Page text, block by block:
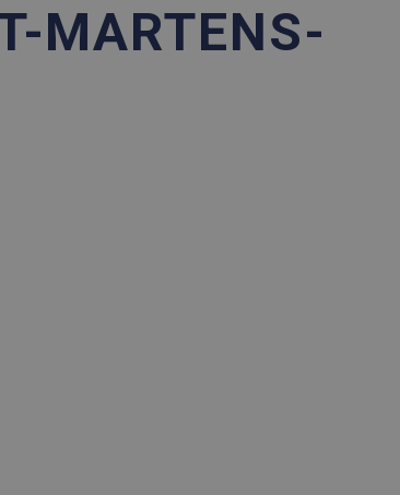
MARTENS-